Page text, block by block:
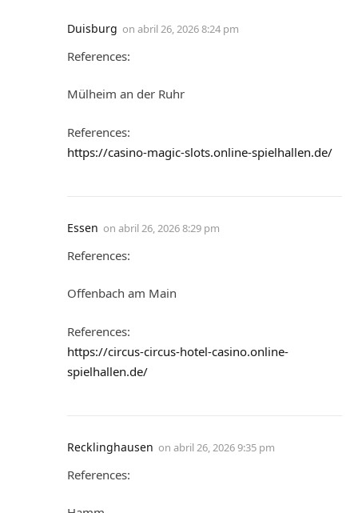
Duisburg on abril 26, 2026 8:24 pm
References:
Mülheim an der Ruhr
References:
https://casino-magic-slots.online-spielhallen.de/
Essen on abril 26, 2026 8:29 pm
References:
Offenbach am Main
References:
https://circus-circus-hotel-casino.online-
spielhallen.de/
Recklinghausen on abril 26, 2026 9:35 pm
References: